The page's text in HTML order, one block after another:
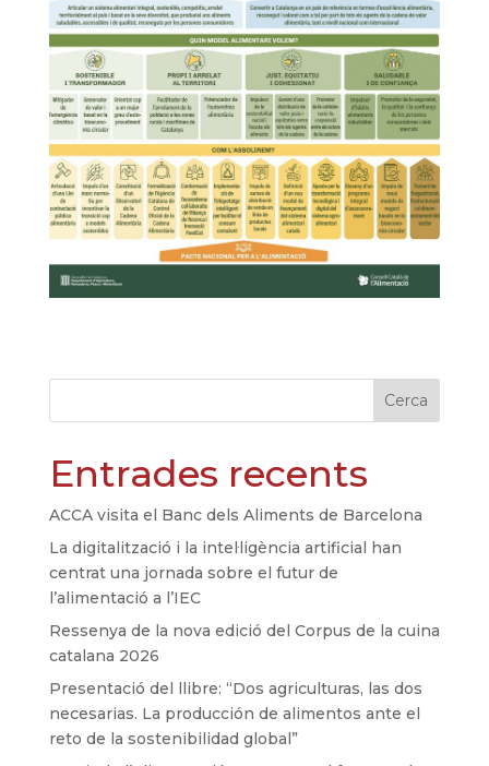
Cerca
Entrades recents
ACCA visita el Banc dels Aliments de Barcelona
La digitalització i la intel·ligència artificial han
centrat una jornada sobre el futur de
l’alimentació a l’IEC
Ressenya de la nova edició del Corpus de la cuina
catalana 2026
Presentació del llibre: “Dos agriculturas, las dos
necesarias. La producción de alimentos ante el
reto de la sostenibilidad global”